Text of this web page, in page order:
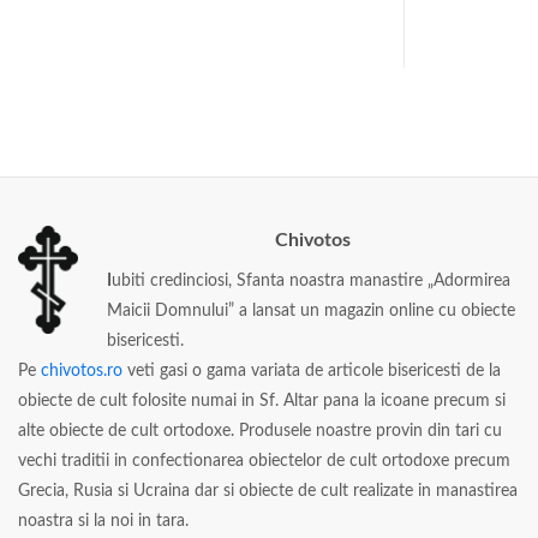
Chivotos
ubiti credinciosi, Sfanta noastra manastire „Adormirea
Maicii Domnului” a lansat un magazin online cu obiecte
bisericesti.
Pe chivotos.ro veti gasi o gama variata de articole bisericesti de la
obiecte de cult folosite numai in Sf. Altar pana la icoane precum si
alte obiecte de cult ortodoxe. Produsele noastre provin din tari cu
vechi traditii in confectionarea obiectelor de cult ortodoxe precum
Grecia, Rusia si Ucraina dar si obiecte de cult realizate in manastirea
noastra si la noi in tara.